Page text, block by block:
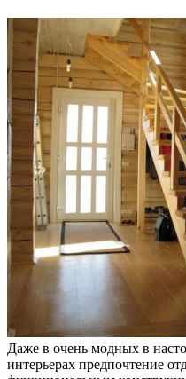
Даже в очень модных в
интерьерах предпочтение